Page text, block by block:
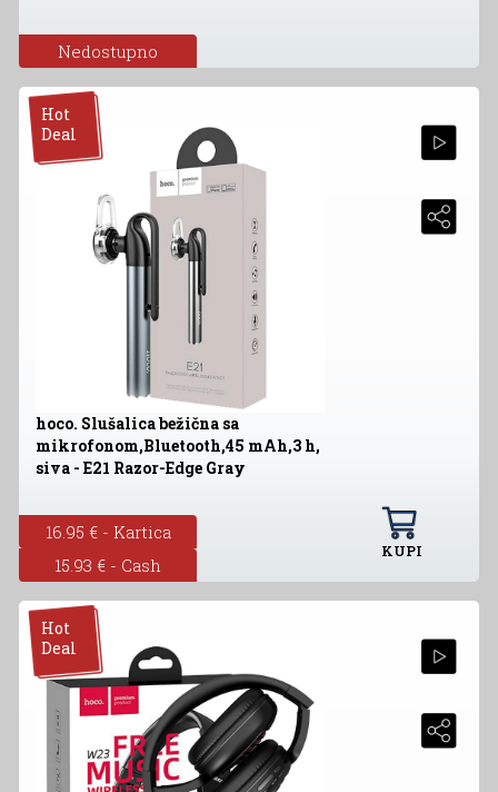
Nedostupno
Hot
Deal
hoco. Slušalica bežična sa
mikrofonom,Bluetooth,45 mAh,3 h,
siva - E21 Razor-Edge Gray
16.95 € - Kartica
15.93 € - Cash
KUPI
Hot
Deal